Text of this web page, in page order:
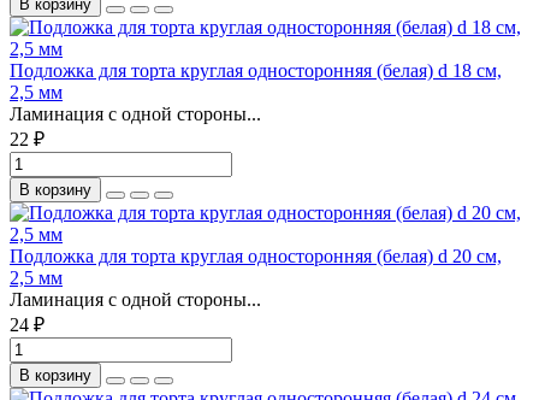
В корзину
Подложка для торта круглая односторонняя (белая) d 18 см,
2,5 мм
Ламинация с одной стороны...
22 ₽
В корзину
Подложка для торта круглая односторонняя (белая) d 20 см,
2,5 мм
Ламинация с одной стороны...
24 ₽
В корзину